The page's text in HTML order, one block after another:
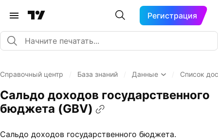
Регистрация
Справочный центр База знаний Данные Список
Сальдо доходов государственного
бюджета (GBV)
Сальдо доходов государственного бюджета.